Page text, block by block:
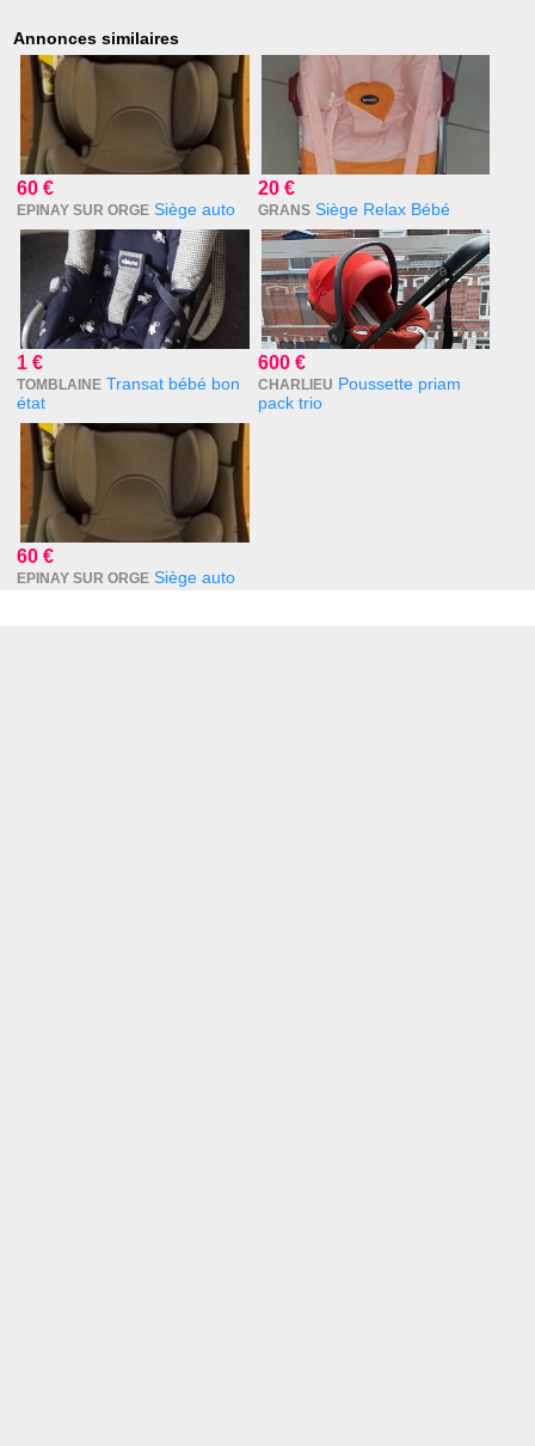
Annonces similaires
60 €
EPINAY SUR ORGE Siège auto
20 €
GRANS Siège Relax Bébé
1 €
TOMBLAINE Transat bébé bon
état
600 €
CHARLIEU Poussette priam
pack trio
60 €
EPINAY SUR ORGE Siège auto